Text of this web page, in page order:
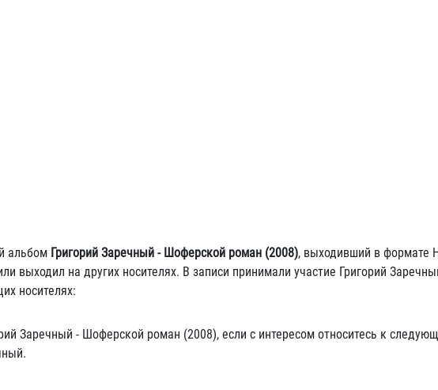
альбом Григорий Заречный - Шоферской роман (2008), выходивший в формате
выходил на других носителях. В записи принимали участие Григорий
носителях:
Заречный - Шоферской роман (2008), если с интересом относитесь к